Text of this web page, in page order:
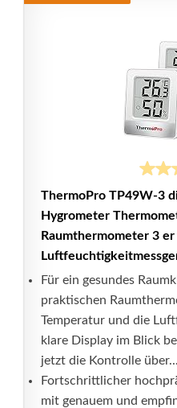
ThermoPro TP49W-3
Hygrometer
Raumthermometer 3
Für ein gesundes
praktischen
Temperatur und die
klare Display im Blick
jetzt die Kontrolle über...
Fortschrittlicher
mit genauem und